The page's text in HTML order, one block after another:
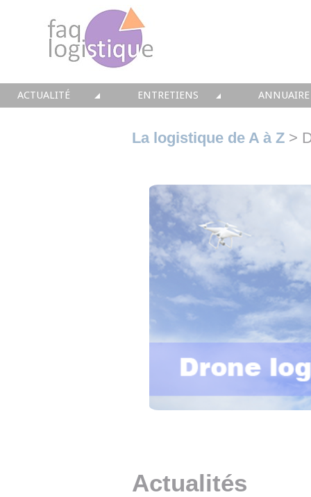
ACTUALITÉ ENTRETIENS
• TRANSPORT
• WMS / TMS
• SUPPLY / CHAIN
LES PAROLES D'EXPERT
TOUTES LES INTERVIEWS
👉 PRENDRE LA PAROLE
👉 PLANNING EDITORIAL
ANNUAIRE
•
•
•
•
•
•
👉
La logistique de A à Z >
Actualités